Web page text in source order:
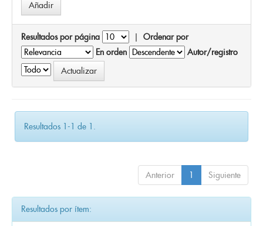
Resultados por página | Ordenar por
En orden
Autor/registro
Resultados 1-1 de 1.
Anterior 1 Siguiente
Resultados por ítem: